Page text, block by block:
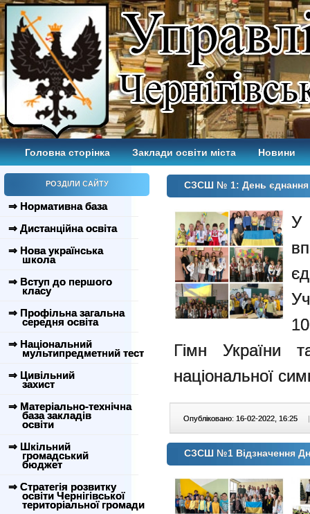
Головна сторінка Заклади освіти міста Новини
РОЗДІЛИ САЙТУ
⇒ Нормативна база
⇒ Дистанційна освіта
⇒ Нова українська
школа
⇒ Вступ до першого
класу
⇒ Профільна загальна
середня освіта
⇒ Національний
мультипредметний тест
⇒ Цивільний
захист
⇒ Матеріально-технічна
база закладів
освіти
⇒ Шкільний
громадський
бюджет
⇒ Стратегія розвитку
освіти Чернігівської
територіальної громади
СЗСШ № 1: День єднання
У
Гімн України
національної
Опубліковано: 16-02-2022, 16:25 |
СЗСШ №1 Відзначення